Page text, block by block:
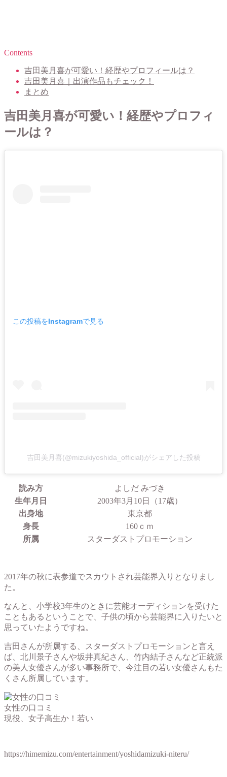
Contents
吉田美月喜が可愛い！経歴やプロフィールは？
吉田美月喜｜出演作品もチェック！
まとめ
吉田美月喜が可愛い！経歴やプロフィ
ールは？
この投稿をInstagramで見る
吉田美月喜(@mizukiyoshida_official)がシェアした投稿
読み方
よしだ みづき
生年月日
2003年3月10日（17歳）
出身地
東京都
身長
160ｃｍ
所属
スターダストプロモーション
2017年の秋に表参道でスカウトされ芸能界入りとなりまし
た。
なんと、 小学校3年生のときに芸能オーディションを受けた
こともあるということで、子供の頃から芸能界に入りたいと
思っていたようですね。
吉田さんが所属する、スターダストプロモーションと言え
ば、北川景子さんや坂井真紀さん、竹内結子さんなど正統派
の美人女優さんが多い事務所で、今注目の若い女優さんもた
くさん所属しています。
女性の口コミ
現役、女子高生か！若い
https://himemizu.com/entertainment/yoshidamizuki-niteru/